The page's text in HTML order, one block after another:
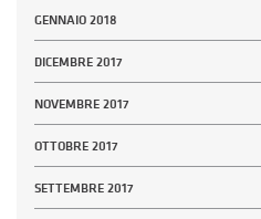
GENNAIO 2018
DICEMBRE 2017
NOVEMBRE 2017
OTTOBRE 2017
SETTEMBRE 2017